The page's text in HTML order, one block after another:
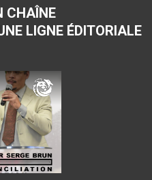
CHAÎNE
LIGNE ÉDITORIALE